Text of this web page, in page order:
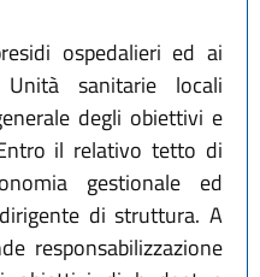
ospedalieri ed ai
sanitarie locali
degli obiettivi e
il relativo tetto di
gestionale ed
di struttura. A
responsabilizzazione